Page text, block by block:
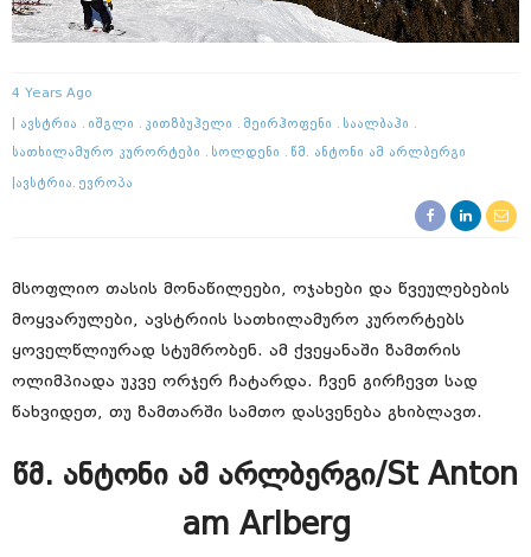
4 Years Ago
Ავსტრია Იშგლი Კითზბუჰელი Მეირჰოფენი Საალბაჰი
Სათხილამურო Კურორტები Სოლდენი Წმ. Ანტონი Ამ Არლბერგი
Ავსტრია Ევროპა
მსოფლიო თასის მონაწილეები, ოჯახები და წვეულებების
მოყვარულები, ავსტრიის სათხილამურო კურორტებს
ყოველწლიურად სტუმრობენ. ამ ქვეყანაში ზამთრის
ოლიმპიადა უკვე ორჯერ ჩატარდა. ჩვენ გირჩევთ სად
წახვიდეთ, თუ ზამთარში სამთო დასვენება გხიბლავთ.
წმ. ანტონი ამ არლბერგი/St Anton
am Arlberg